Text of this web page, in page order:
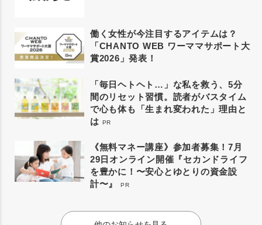
働く女性が今注目するアイテムは？
「CHANTO WEB ワーママサポート大
賞2026」発表！
「毎日ヘトヘト…」な私を救う、5分
間のリセット習慣。読者がバスタイム
で心も体も「生まれ変われた」理由と
は PR
《無料マネー講座》参加者募集！7月
29日オンライン開催『セカンドライフ
を豊かに！〜安心とゆとりの資金設
計〜』
PR